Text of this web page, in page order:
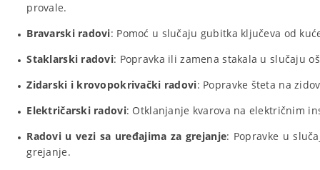
provale.
Bravarski radovi: Pomoć u slučaju gubitka ključeva od
Staklarski radovi: Popravka ili zamena stakala u slučaju
Zidarski i krovopokrivački radovi: Popravke šteta na
Električarski radovi: Otklanjanje kvarova na električnim
Radovi u vezi sa uređajima za grejanje: Popravke u
grejanje.